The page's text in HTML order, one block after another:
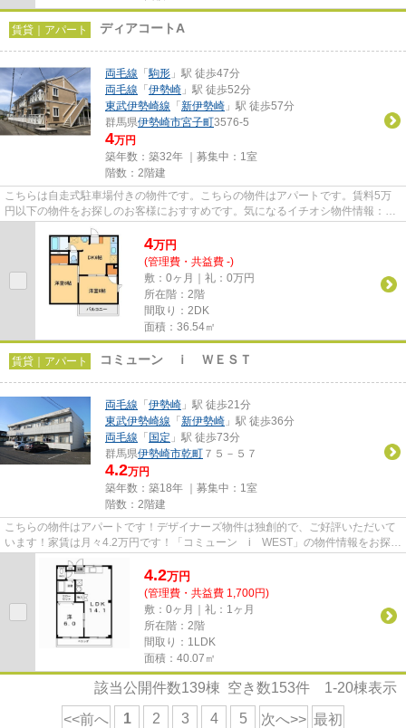
賃貸｜アパート ディアコートA
両毛線 「駒形 」駅 徒歩47分
両毛線 「 伊勢崎 」駅 徒歩52分
東武伊勢崎線 「 新伊勢崎 」駅 徒歩57分
群馬県伊勢崎市宮子町3576-5
4万円
築年数：築32年 ｜募集中： 1室
階数：2階建
こちらは自走式駐車場付きの物件です。こちらの物件はアパートです。賃料5万
円以下の物件をお探しのお客様におすすめです。気になるイチオシ物件情報：
「ディアコートA」。伊勢崎市エ...
4万円
(管理費・共益費 -)
敷：0ヶ月｜礼：0万円
所在階：2階
間取り：2DK
面積：36.54㎡
賃貸｜アパート コミューン ｉ ＷＥＳＴ
両毛線 「 伊勢崎 」駅 徒歩21分
東武伊勢崎線 「 新伊勢崎 」駅 徒歩36分
両毛線 「 国定 」駅 徒歩73分
群馬県伊勢崎市乾町 ７５－５７
4.2万円
築年数：築18年 ｜募集中： 1室
階数：2階建
こちらの物件はアパートです！デザイナーズ物件は独創的で、ご好評いただいて
います！家賃は月々4.2万円です！「コミューン i WEST」の物件情報をお探し
ならお気軽にお問い合わせく...
4.2万円
(管理費・共益費 1,700円)
敷：0ヶ月｜礼：1ヶ月
所在階：2階
間取り：1LDK
面積：40.07㎡
該当公開件数139棟 空き数153件 1-20棟表示
<<前へ 1 2 3 4 5 次へ>> 最初